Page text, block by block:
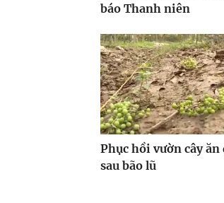
báo Thanh niên
Phục hồi vườn cây ăn
sau bão lũ